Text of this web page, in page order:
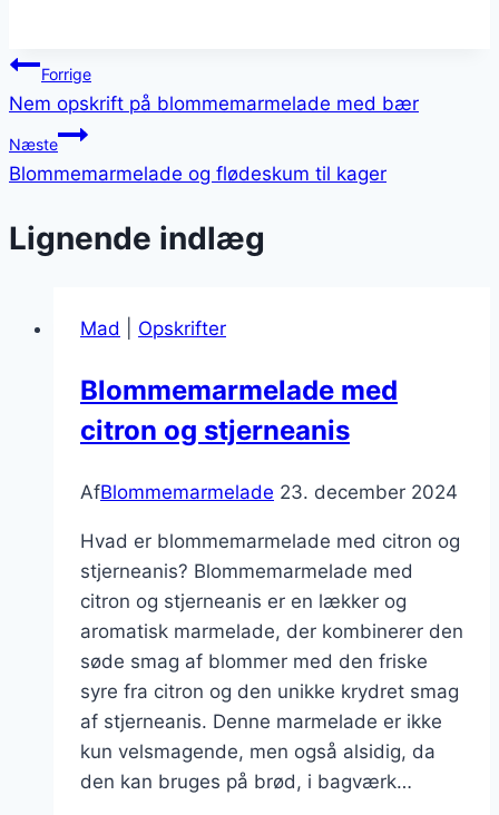
Indlægsnavigation
Forrige
Nem opskrift på blommemarmelade med bær
Næste
Blommemarmelade og flødeskum til kager
Lignende indlæg
Mad Opskrifter
Blommemarmelade med
citron og stjerneanis
AfBlommemarmelade 23. december 2024
Hvad er blommemarmelade med citron og
stjerneanis? Blommemarmelade med
citron og stjerneanis er en lækker og
aromatisk marmelade, der kombinerer den
søde smag af blommer med den friske
syre fra citron og den unikke krydret smag
af stjerneanis. Denne marmelade er ikke
kun velsmagende, men også alsidig, da
den kan bruges på brød, i bagværk…